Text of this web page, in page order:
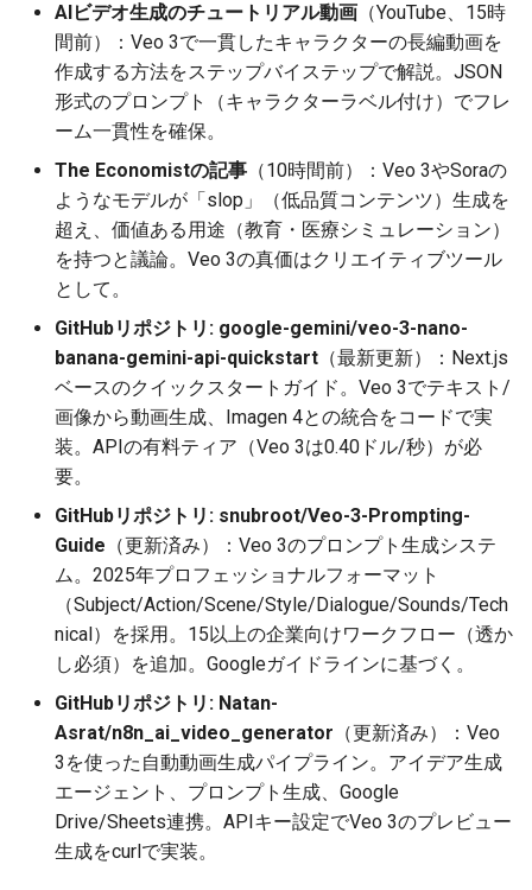
2026-05-12
2026-05-11
2026-05-10
2026-05-09
2026-05-07
2026-05-06
2026-05-05
2026-05-04
2026-05-03
2026-05-02
2026-04-30
2026-04-29
2025-10-27
2025-10-26
2025-10-25
2025-10-24
2025-10-22
2025-10-21
2025-10-20
2025-10-19
2025-10-18
2025-10-17
2025-10-15
2025-10-14
2026-05-12
2026-05-11
2026-05-10
2026-05-09
2026-05-07
2026-05-06
2026-05-05
2026-05-04
2026-05-03
2026-05-02
2026-04-30
2026-04-29
2025-10-27
2025-10-26
2025-10-25
2025-10-24
2025-10-22
2025-10-21
2025-10-20
2025-10-19
2025-10-18
2025-10-17
2025-10-15
2025-10-14
2026-05-09
2026-05-08
2026-05-07
2026-05-06
2026-05-04
2026-05-03
2026-05-02
2026-05-01
2026-04-30
2026-04-29
2026-04-27
2026-04-26
2025-10-27
2025-10-26
2025-10-25
2025-10-24
2025-10-22
2025-10-21
2025-10-20
2025-10-19
2025-10-18
2025-10-17
2025-10-15
2025-10-14
2026-05-08
2026-05-07
2026-05-06
2026-05-05
2026-05-04
2026-05-03
2026-05-02
2026-05-01
2026-04-30
2026-04-29
2026-04-28
2026-04-26
2026-04-25
2026-04-24
AIビデオ生成のチュートリアル動画 （YouTube、15時
間前）：Veo 3で一貫したキャラクターの長編動画を
作成する方法をステップバイステップで解説。JSON
形式のプロンプト（キャラクターラベル付け）でフレ
ーム一貫性を確保。
The Economistの記事 （10時間前）：Veo 3やSoraの
ようなモデルが「slop」（低品質コンテンツ）生成を
超え、価値ある用途（教育・医療シミュレーション）
を持つと議論。Veo 3の真価はクリエイティブツール
として。
GitHubリポジトリ: google-gemini/veo-3-nano-
banana-gemini-api-quickstart （最新更新）：Next.js
ベースのクイックスタートガイド。Veo 3でテキスト/
画像から動画生成、Imagen 4との統合をコードで実
装。APIの有料ティア（Veo 3は0.40ドル/秒）が必
要。
GitHubリポジトリ: snubroot/Veo-3-Prompting-
Guide （更新済み）：Veo 3のプロンプト生成システ
ム。2025年プロフェッショナルフォーマット
（Subject/Action/Scene/Style/Dialogue/Sounds/Tech
nical）を採用。15以上の企業向けワークフロー（透か
し必須）を追加。Googleガイドラインに基づく。
GitHubリポジトリ: Natan-
Asrat/n8n_ai_video_generator （更新済み）：Veo
3を使った自動動画生成パイプライン。アイデア生成
エージェント、プロンプト生成、Google
Drive/Sheets連携。APIキー設定でVeo 3のプレビュー
生成をcurlで実装。